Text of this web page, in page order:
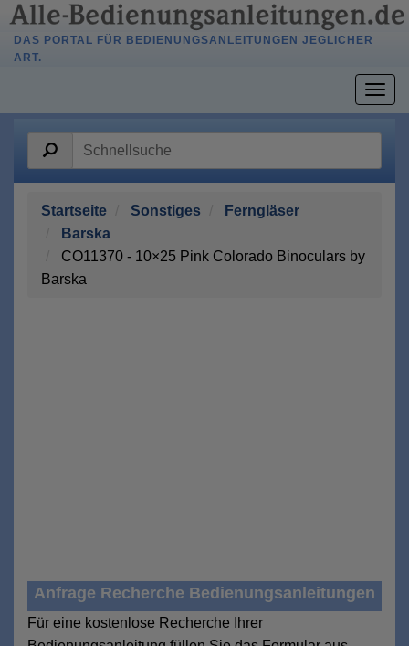
DAS PORTAL FÜR BEDIENUNGSANLEITUNGEN JEGLICHER
ART.
Startseite Sonstiges
Ferngläser
Barska
CO11370 - 10×25 Pink Colorado Binoculars by
Barska
Anfrage Recherche Bedienungsanleitungen
Für eine kostenlose Recherche Ihrer